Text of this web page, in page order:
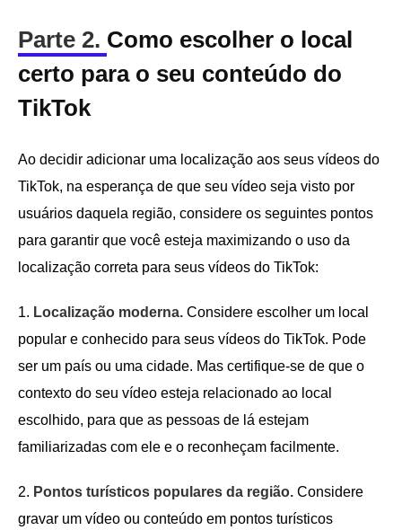
Parte 2. Como escolher o local
certo para o seu conteúdo do
TikTok
Ao decidir adicionar uma localização aos seus vídeos do
TikTok, na esperança de que seu vídeo seja visto por
usuários daquela região, considere os seguintes pontos
para garantir que você esteja maximizando o uso da
localização correta para seus vídeos do TikTok:
1. Localização moderna. Considere escolher um local
popular e conhecido para seus vídeos do TikTok. Pode
ser um país ou uma cidade. Mas certifique-se de que o
contexto do seu vídeo esteja relacionado ao local
escolhido, para que as pessoas de lá estejam
familiarizadas com ele e o reconheçam facilmente.
2. Pontos turísticos populares da região. Considere
gravar um vídeo ou conteúdo em pontos turísticos